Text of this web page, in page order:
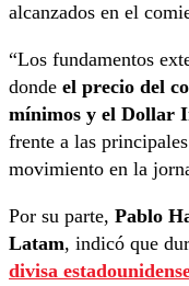
alcanzados en el
“Los fundamentos
donde el precio del
mínimos y el Dollar
frente a las
movimiento en la
Por su parte, Pablo
Latam, indicó que
divisa